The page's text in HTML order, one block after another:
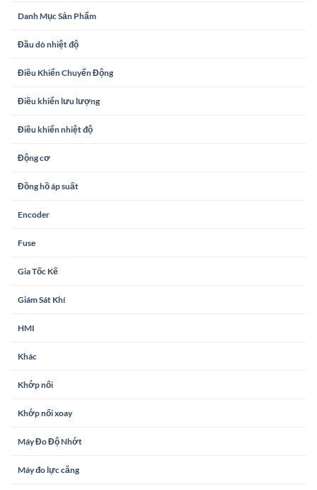
Danh Mục Sản Phẩm
Đầu dò nhiệt độ
Điều Khiển Chuyển Động
Điều khiển lưu lượng
Điều khiển nhiệt độ
Động cơ
Đồng hồ áp suất
Encoder
Fuse
Gia Tốc Kế
Giám Sát Khí
HMI
Khác
Khớp nối
Khớp nối xoay
Máy Đo Độ Nhớt
Máy đo lực căng